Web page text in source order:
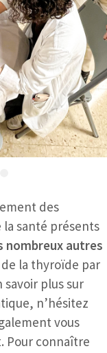
des
santé présents
nombreux autres
la thyroïde par
savoir plus sur
n’hésitez
vous
Pour connaître